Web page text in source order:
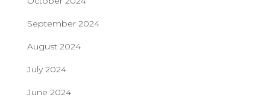
September 2024
August 2024
July 2024
June 2024